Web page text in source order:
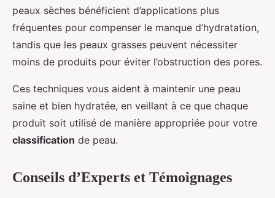
peaux sèches bénéficient d’applications plus
fréquentes pour compenser le manque d’hydratation,
tandis que les peaux grasses peuvent nécessiter
moins de produits pour éviter l’obstruction des pores.
Ces techniques vous aident à maintenir une peau
saine et bien hydratée, en veillant à ce que chaque
produit soit utilisé de manière appropriée pour votre
classification de peau.
Conseils d’Experts et Témoignages